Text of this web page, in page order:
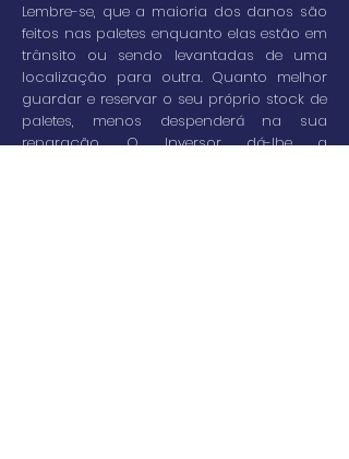
Lembre-se, que a maioria dos danos são
feitos nas paletes enquanto elas estão em
trânsito ou sendo levantadas de uma
localização para outra. Quanto melhor
guardar e reservar o seu próprio stock de
paletes, menos despenderá na sua
reparação. O Inversor dá-lhe a